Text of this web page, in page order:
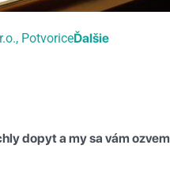
PotvoriceĎalšie
dopyt a my sa vám